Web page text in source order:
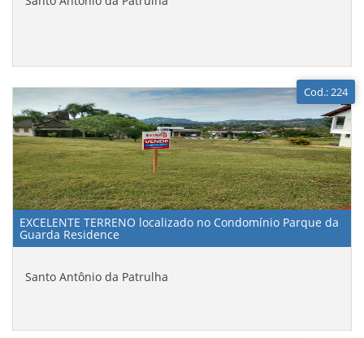
Cod.: 224
EXCELENTE TERRENO localizado no Condomínio Parque da
Guarda Residence
Santo Antônio da Patrulha